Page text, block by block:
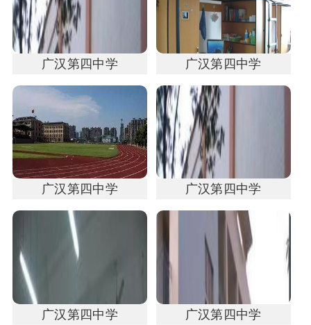
广汉第四中学 广汉第四中学
广汉第四中学 广汉第四中学
广汉第四中学 广汉第四中学